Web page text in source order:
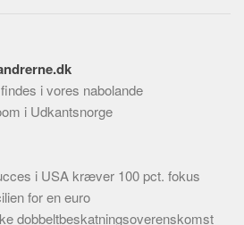
i vores nabolande
i Udkantsnorge
i USA kræver 100 pct. fokus
for en euro
dobbeltbeskatningsoverenskomst